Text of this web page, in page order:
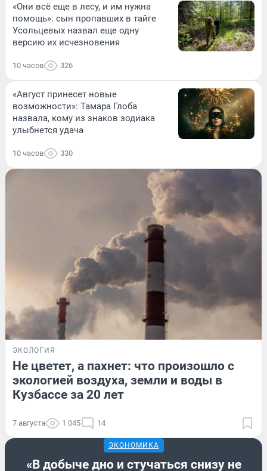
«Они всё еще в лесу, и им нужна
помощь»: сын пропавших в тайге
Усольцевых назвал еще одну
версию их исчезновения
10 часов 326
«Август принесет новые
возможности»: Тамара Глоба
назвала, кому из знаков зодиака
улыбнется удача
10 часов 330
ЭКОЛОГИЯ
Не цветет, а пахнет: что произошло с
экологией воздуха, земли и воды в
Кузбассе за 20 лет
7 августа 1 045 14
ЭКОНОМИКА
«В добыче дно и стучаться снизу не